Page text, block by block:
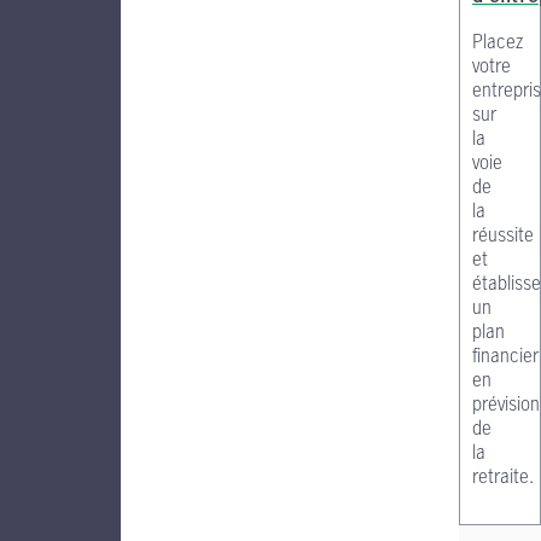
Placez
votre
sur
la
voie
de
la
réussite
et
un
plan
financier
en
prévision
de
la
retraite.